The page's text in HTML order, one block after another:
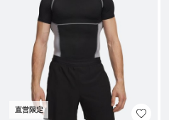
直営限定